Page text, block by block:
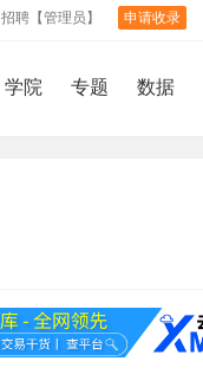
招聘【管理员】 申请收录
学院 专题 数据